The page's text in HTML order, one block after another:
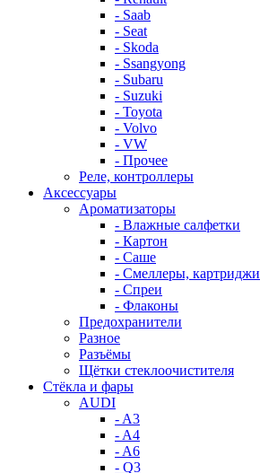
- Saab
- Seat
- Skoda
- Ssangyong
- Subaru
- Suzuki
- Toyota
- Volvo
- VW
- Прочее
Реле, контроллеры
Аксессуары
Ароматизаторы
- Влажные салфетки
- Картон
- Саше
- Смеллеры, картриджи
- Спреи
- Флаконы
Предохранители
Разное
Разъёмы
Щётки стеклоочистителя
Стёкла и фары
AUDI
- A3
- A4
- A6
- Q3